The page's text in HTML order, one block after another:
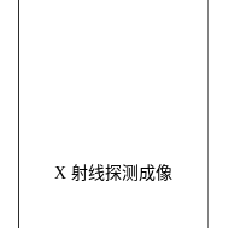
X 射线探测成像